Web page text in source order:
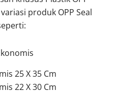
produk OPP Seal
25 X 35 Cm
22 X 30 Cm